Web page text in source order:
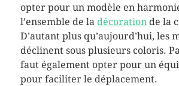
opter pour un modèle en
l’ensemble de la décorationde la
D’autant plus qu’aujourd’hui, les
déclinent sous plusieurs coloris.
faut également opter pour un
pour faciliter le déplacement.